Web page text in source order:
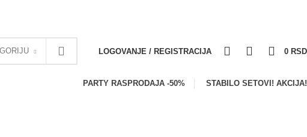
LOGOVANJE / REGISTRACIJA 0 RSD
PARTY RASPRODAJA -50% STABILO SETOVI! AKCIJA!